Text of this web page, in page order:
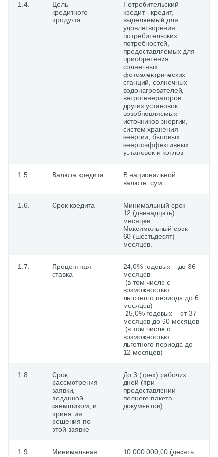
1.4.
Цель
кредитного
продукта
Потребительский
кредит - кредит,
выделяемый для
удовлетворения
потребительских
потребностей,
предоставляемых для
приобретения
солнечных
фотоэлектрических
станций, солнечных
водонагревателей,
ветрогенераторов,
других установок
возобновляемых
источников энергии,
систем хранения
энергии, бытовых
энергоэффективных
установок и котлов
1.5. Валюта кредита
В национальной
валюте: сум
1.6. Срок кредита
Минимальный срок –
12 (двенадцать)
месяцев.
Максимальный срок –
60 (шестьдесят)
месяцев.
1.7.
Процентная
ставка
24,0% годовых – до 36
месяцев
(в том числе с
возможностью
льготного периода до 6
месяцев)
25,0% годовых – от 37
месяцев до 60 месяцев
(в том числе с
возможностью
льготного периода до
12 месяцев)
1.8.
Срок
рассмотрения
заявки,
поданной
заемщиком, и
принятия
решения по
этой заявке
До 3 (трех) рабочих
дней (при
предоставлении
полного пакета
документов)
1.9.
Минимальная
10 000 000,00 (десять